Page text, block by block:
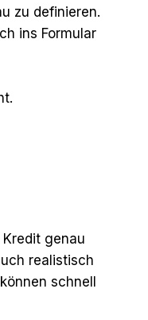
zu definieren.
ins Formular
genau
realistisch
schnell